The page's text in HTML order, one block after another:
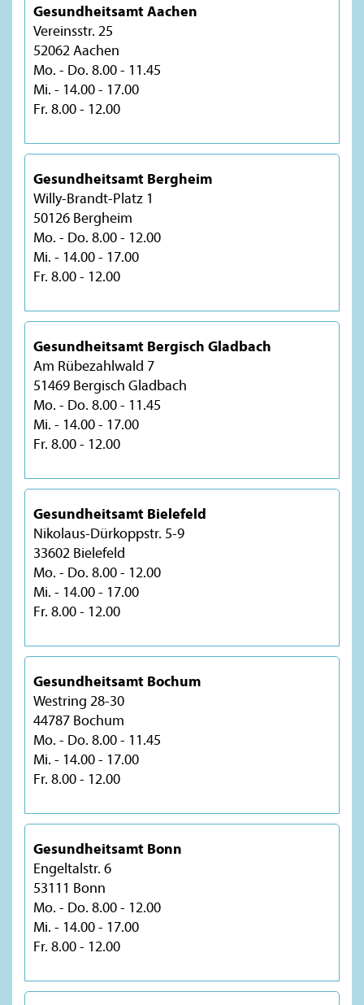
Gesundheitsamt Aachen
Vereinsstr. 25
52062 Aachen
Mo. - Do. 8.00 - 11.45
Mi. - 14.00 - 17.00
Fr. 8.00 - 12.00
Gesundheitsamt Bergheim
Willy-Brandt-Platz 1
50126 Bergheim
Mo. - Do. 8.00 - 12.00
Mi. - 14.00 - 17.00
Fr. 8.00 - 12.00
Gesundheitsamt Bergisch Gladbach
Am Rübezahlwald 7
51469 Bergisch Gladbach
Mo. - Do. 8.00 - 11.45
Mi. - 14.00 - 17.00
Fr. 8.00 - 12.00
Gesundheitsamt Bielefeld
Nikolaus-Dürkoppstr. 5-9
33602 Bielefeld
Mo. - Do. 8.00 - 12.00
Mi. - 14.00 - 17.00
Fr. 8.00 - 12.00
Gesundheitsamt Bochum
Westring 28-30
44787 Bochum
Mo. - Do. 8.00 - 11.45
Mi. - 14.00 - 17.00
Fr. 8.00 - 12.00
Gesundheitsamt Bonn
Engeltalstr. 6
53111 Bonn
Mo. - Do. 8.00 - 12.00
Mi. - 14.00 - 17.00
Fr. 8.00 - 12.00